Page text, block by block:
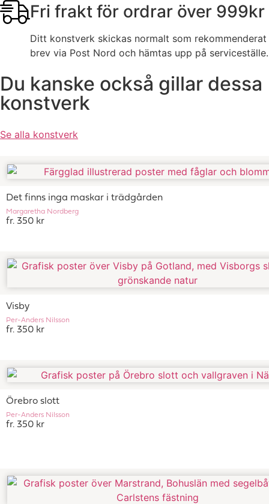
Fri frakt för ordrar över 999kr
Ditt konstverk skickas normalt som rekommenderat
brev via Post Nord och hämtas upp på serviceställe.
Du kanske också gillar dessa
konstverk
Se alla konstverk
Det finns inga maskar i trädgården
Margaretha Nordberg
fr. 350 kr
Visby
Per-Anders Nilsson
fr. 350 kr
Örebro slott
Per-Anders Nilsson
fr. 350 kr